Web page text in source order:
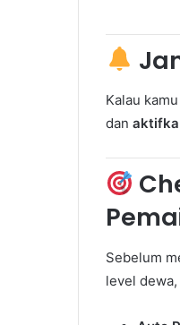
Kalau
dan
Sebelum
level